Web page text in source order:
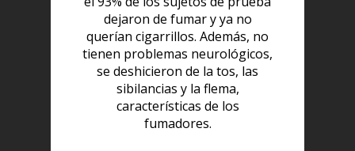
dejaron de fumar y ya no
querían cigarrillos. Además, no
tienen problemas neurológicos,
se deshicieron de la tos, las
sibilancias y la flema,
características de los
fumadores.